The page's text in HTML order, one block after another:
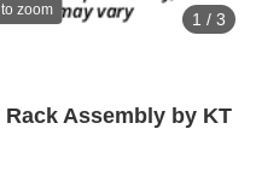
zoom 1 / 3
Assembly by KT